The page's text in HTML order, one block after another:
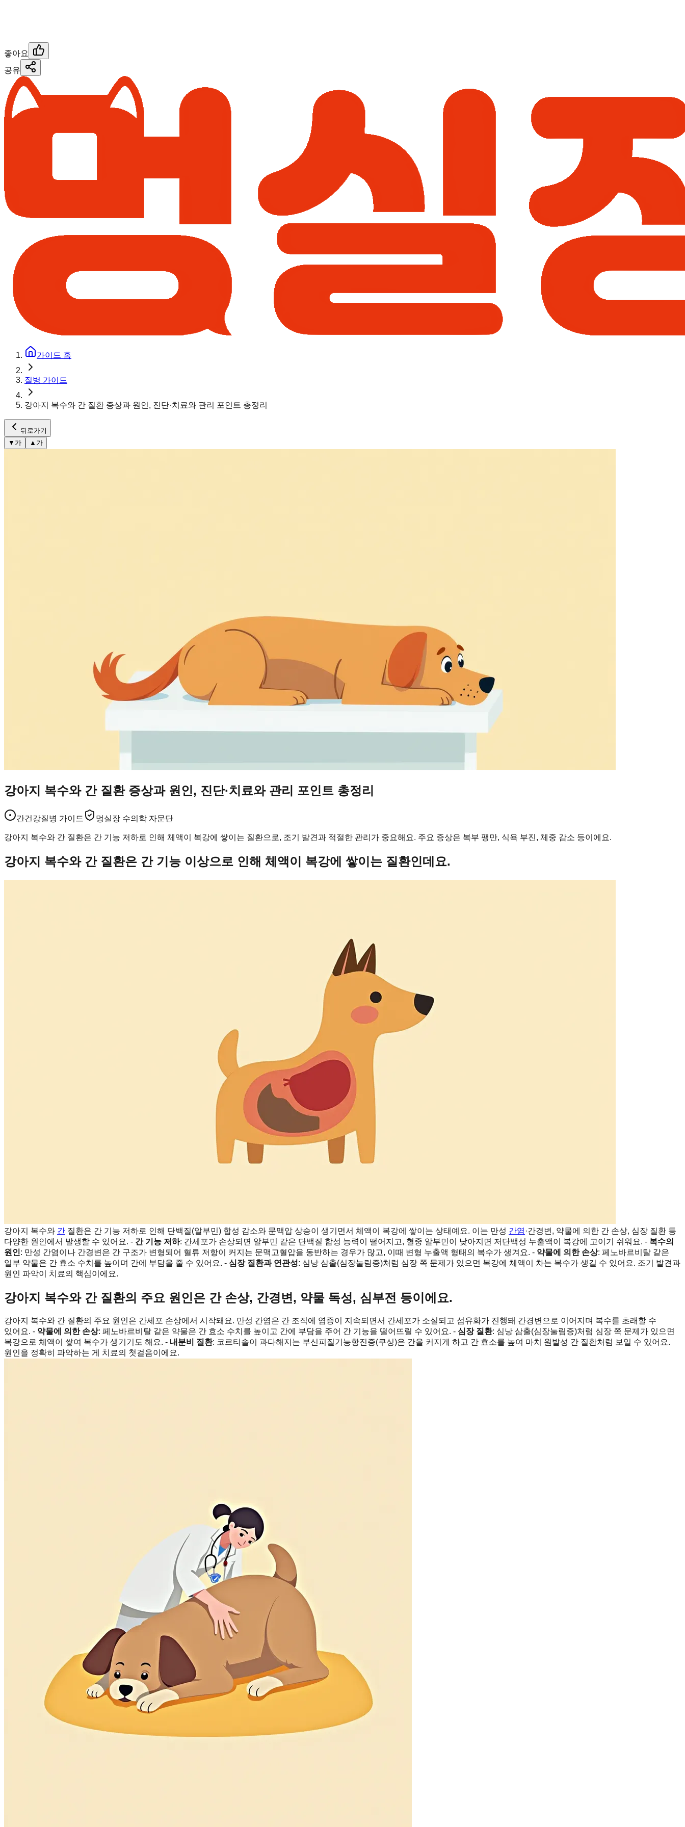
좋아요
공유
가이드 홈
질병 가이드
강아지 복수와 간 질환 증상과 원인, 진단·치료와 관리 포인트 총정리
뒤로가기
▼ 가 ▲ 가
강아지 복수와 간 질환 증상과 원인, 진단·치료와 관리 포인트 총정리
간건강질병 가이드 멍실장 수의학 자문단
강아지 복수와 간 질환은 간 기능 저하로 인해 체액이 복강에 쌓이는 질환으로, 조기 발견과 적절한 관리가 중요해요. 주요 증상은 복부 팽만, 식욕 부진, 체중 감소 등이에요.
강아지 복수와 간 질환은 간 기능 이상으로 인해 체액이 복강에 쌓이는 질환인데요.
강아지 복수와 간 질환은 간 기능 저하로 인해 단백질(알부민) 합성 감소와 문맥압 상승이 생기면서 체액이 복강에 쌓이는 상태예요. 이는 만성 간염 ·간경변, 약물에 의한 간 손상, 심장 질환 등
다양한 원인에서 발생할 수 있어요. - 간 기능 저하: 간세포가 손상되면 알부민 같은 단백질 합성 능력이 떨어지고, 혈중 알부민이 낮아지면 저단백성 누출액이 복강에 고이기 쉬워요. - 복수의
원인: 만성 간염이나 간경변은 간 구조가 변형되어 혈류 저항이 커지는 문맥고혈압을 동반하는 경우가 많고, 이때 변형 누출액 형태의 복수가 생겨요. - 약물에 의한 손상: 페노바르비탈 같은
일부 약물은 간 효소 수치를 높이며 간에 부담을 줄 수 있어요. - 심장 질환과 연관성: 심낭 삼출(심장눌림증)처럼 심장 쪽 문제가 있으면 복강에 체액이 차는 복수가 생길 수 있어요. 조기 발견과
원인 파악이 치료의 핵심이에요.
강아지 복수와 간 질환의 주요 원인은 간 손상, 간경변, 약물 독성, 심부전 등이에요.
강아지 복수와 간 질환의 주요 원인은 간세포 손상에서 시작돼요. 만성 간염은 간 조직에 염증이 지속되면서 간세포가 소실되고 섬유화가 진행돼 간경변으로 이어지며 복수를 초래할 수
있어요. - 약물에 의한 손상: 페노바르비탈 같은 약물은 간 효소 수치를 높이고 간에 부담을 주어 간 기능을 떨어뜨릴 수 있어요. - 심장 질환: 심낭 삼출(심장눌림증)처럼 심장 쪽 문제가 있으면
복강으로 체액이 쌓여 복수가 생기기도 해요. - 내분비 질환: 코르티솔이 과다해지는 부신피질기능항진증(쿠싱)은 간을 커지게 하고 간 효소를 높여 마치 원발성 간 질환처럼 보일 수 있어요.
원인을 정확히 파악하는 게 치료의 첫걸음이에요.